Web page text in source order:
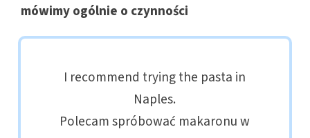
mówimy ogólnie o czynności
I recommend trying the pasta in
Naples.
Polecam spróbować makaronu w